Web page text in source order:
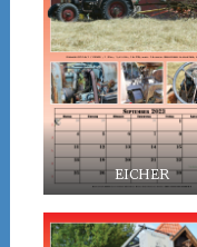
EICHER